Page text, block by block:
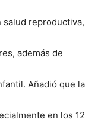
reproductiva,
además de
Añadió que la
en los 12